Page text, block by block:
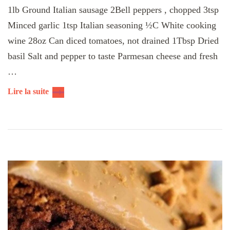
1lb Ground Italian sausage 2Bell peppers , chopped 3tsp
Minced garlic 1tsp Italian seasoning ½C White cooking
wine 28oz Can diced tomatoes, not drained 1Tbsp Dried
basil Salt and pepper to taste Parmesan cheese and fresh
…
Lire la suite